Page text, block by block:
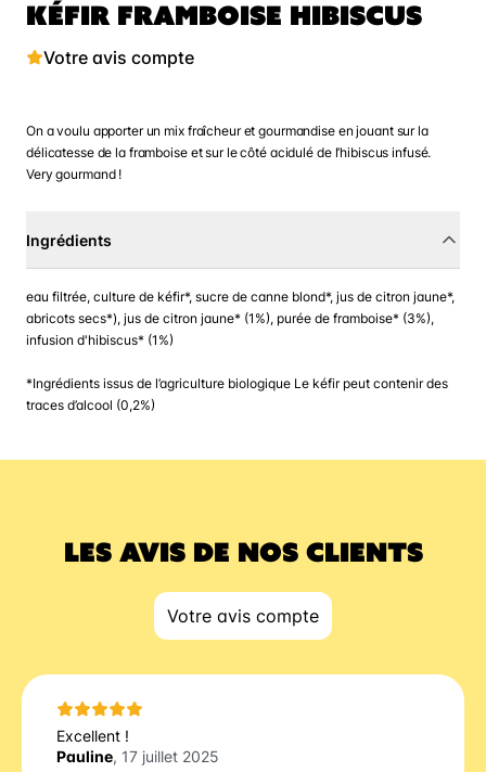
KÉFIR FRAMBOISE HIBISCUS
Votre avis compte
On a voulu apporter un mix fraîcheur et gourmandise en jouant sur la
délicatesse de la framboise et sur le côté acidulé de l’hibiscus infusé.
Very gourmand !
Ingrédients
eau filtrée, culture de kéfir*, sucre de canne blond*, jus de citron jaune*,
abricots secs*), jus de citron jaune* (1%), purée de framboise* (3%),
infusion d'hibiscus* (1%)
*Ingrédients issus de l’agriculture biologique Le kéfir peut contenir des
traces d’alcool (0,2%)
LES AVIS DE NOS CLIENTS
Votre avis compte
Excellent !
Pauline, 17 juillet 2025